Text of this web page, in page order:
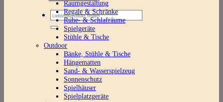
Suchen
nach:
Raumgestaltung
Regale & Schränke
Ruhe- & Schlafräume
Spielgeräte
Stühle & Tische
Outdoor
Bänke, Stühle & Tische
Hängematten
Sand- & Wasserspielzeug
Sonnenschutz
Spielhäuser
Spielplatzgeräte